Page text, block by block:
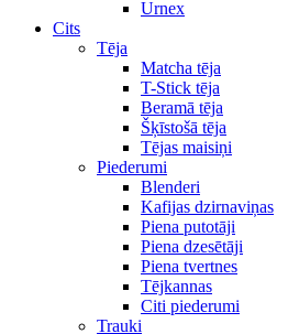
Urnex
Cits
Tēja
Matcha tēja
T-Stick tēja
Beramā tēja
Šķīstošā tēja
Tējas maisiņi
Piederumi
Blenderi
Kafijas dzirnaviņas
Piena putotāji
Piena dzesētāji
Piena tvertnes
Tējkannas
Citi piederumi
Trauki